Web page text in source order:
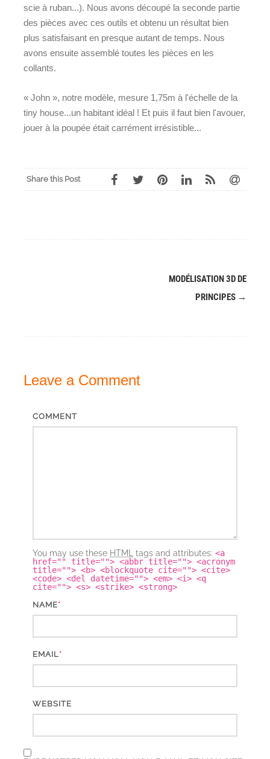
scie à ruban...). Nous avons découpé la seconde partie
des pièces avec ces outils et obtenu un résultat bien
plus satisfaisant en presque autant de temps. Nous
avons ensuite assemblé toutes les pièces en les
collants.
« John », notre modèle, mesure 1,75m à l'échelle de la
tiny house...un habitant idéal ! Et puis il faut bien l'avouer,
jouer à la poupée était carrément irrésistible...
Share this Post
MODÉLISATION 3D DE
PRINCIPES →
Leave a Comment
COMMENT
You may use these HTML tags and attributes: <a
href="" title=""> <abbr title=""> <acronym
title=""> <b> <blockquote cite=""> <cite>
<code> <del datetime=""> <em> <i> <q
cite=""> <s> <strike> <strong>
NAME*
EMAIL*
WEBSITE